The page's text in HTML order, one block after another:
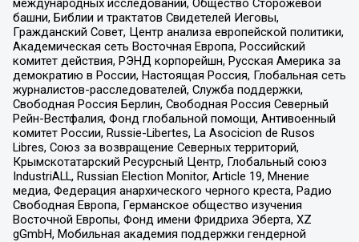
башни, Библии и трактатов Свидетелей Иеговы,
Гражданский Совет, Центр анализа европейской политики,
Академическая сеть Восточная Европа, Российский
комитет действия, РЭНД корпорейшн, Русская Америка за
демократию в России, Настоящая Россия, Глобальная сеть
журналистов-расследователей, Служба поддержки,
Свободная Россия Берлин, Свободная Россия Северный
Рейн-Вестфалия, Фонд глобальной помощи, Антивоенный
комитет России, Russie-Libertes, La Asocicion de Rusos
Libres, Союз за возвращение Северных территорий,
Крымскотатарский Ресурсный Центр, Глобальный союз
IndustriALL, Russian Election Monitor, Article 19, Мнение
медиа, Федерация анархического черного креста, Радио
Свободная Европа, Германское общество изучения
Восточной Европы, Фонд имени Фридриха Эберта, XZ
gGmbH, Мобильная академия поддержки гендерной